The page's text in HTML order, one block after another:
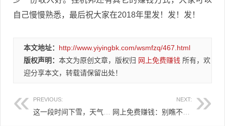
自己慢慢熟悉，最后祝大家在2018年里发！发！发！
本文地址： http://www.yiyingbk.com/wsmfzq/467.html
版权声明： 本文为原创文章，版权归 网上免费赚钱 所有，欢
迎分享本文，转载请保留出处！
PREVIOUS: NEXT:
网上免费赚钱：别瞧不起小钱！